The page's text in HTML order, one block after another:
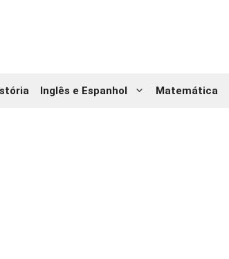
Inglês e Espanhol Matemática